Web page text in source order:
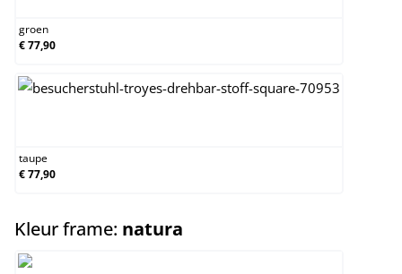
groen
€ 77,90
taupe
€ 77,90
Kleur frame: natura